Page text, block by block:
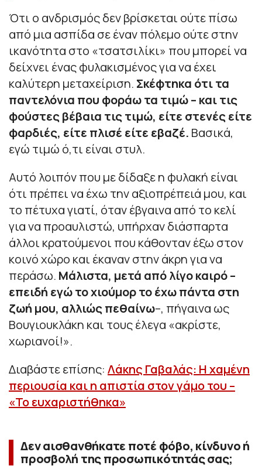
Ότι ο ανδρισμός δεν βρίσκεται ούτε πίσω
από μια ασπίδα σε έναν πόλεμο ούτε στην
ικανότητα στο «τσατσιλίκι» που μπορεί να
δείχνει ένας φυλακισμένος για να έχει
καλύτερη μεταχείριση. Σκέφτηκα ότι τα
παντελόνια που φοράω τα τιμώ – και τις
φούστες βέβαια τις τιμώ, είτε στενές είτε
φαρδιές, είτε πλισέ είτε εβαζέ. Βασικά,
εγώ τιμώ ό,τι είναι στυλ.
Αυτό λοιπόν που με δίδαξε η φυλακή είναι
ότι πρέπει να έχω την αξιοπρέπειά μου, και
το πέτυχα γιατί, όταν έβγαινα από το κελί
για να προαυλιστώ, υπήρχαν διάσπαρτα
άλλοι κρατούμενοι που κάθονταν έξω στον
κοινό χώρο και έκαναν στην άκρη για να
περάσω. Μάλιστα, μετά από λίγο καιρό –
επειδή εγώ το χιούμορ το έχω πάντα στη
ζωή μου, αλλιώς πεθαίνω–, πήγαινα ως
Βουγιουκλάκη και τους έλεγα «ακρίστε,
χωριανοί!».
Διαβάστε επίσης: Λάκης Γαβαλάς: Η χαμένη
περιουσία και η απιστία στον γάμο του –
«Το ευχαριστήθηκα»
Δεν αισθανθήκατε ποτέ φόβο, κίνδυνο ή
προσβολή της προσωπικότητάς σας;